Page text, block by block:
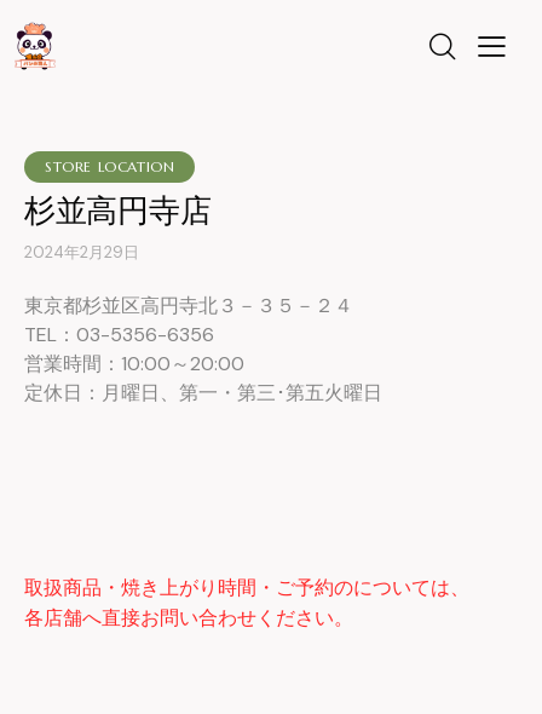
STORE LOCATION
杉並高円寺店
2024年2月29日
東京都杉並区高円寺北３－３５－２４
TEL：03-5356-6356
営業時間：10:00～20:00
定休日：月曜日、第一・第三･第五火曜日
取扱商品・焼き上がり時間・ご予約のについては、
各店舗へ直接お問い合わせください。